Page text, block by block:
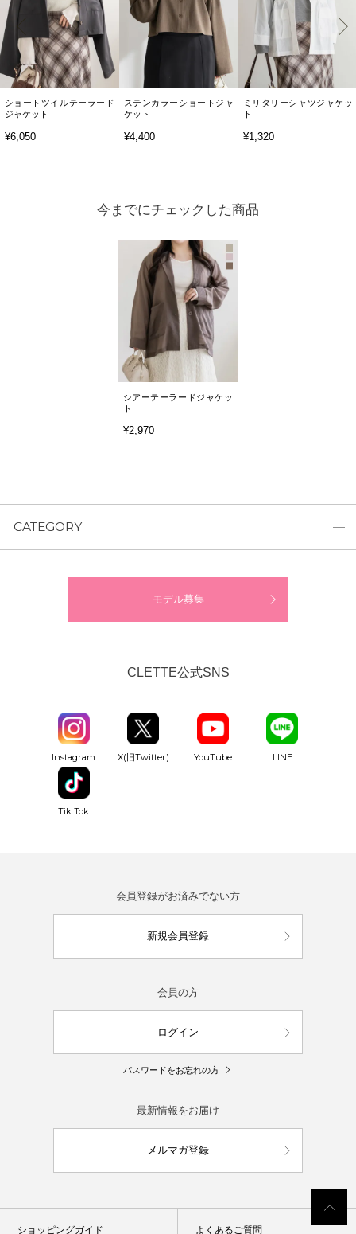
ショートツイルテーラード
ジャケット
¥6,050
ステンカラーショートジャ
ケット
¥4,400
ミリタリーシャツジャケッ
ト
¥1,320
今までにチェックした商品
シアーテーラードジャケッ
ト
¥2,970
CATEGORY
モデル募集
CLETTE公式SNS
Instagram X(旧Twitter) YouTube LINE
Tik Tok
会員登録がお済みでない方
新規会員登録
会員の方
ログイン
パスワードをお忘れの方
最新情報をお届け
メルマガ登録
ショッピングガイド よくあるご質問